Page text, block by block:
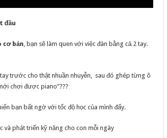
đầu
cơ bản, bạn sẽ làm quen với việc đàn bằng cả 2 tay.
trước cho thật nhuần nhuyễn, sau đó ghép từng ô
chơi được piano”???
bạn bất ngờ với tốc độ học của mình đấy.
và phát triển kỹ năng cho con mỗi ngày